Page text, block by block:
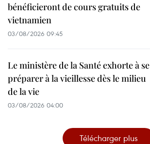
bénéficieront de cours gratuits de
vietnamien
03/08/2026 09:45
Le ministère de la Santé exhorte à se
préparer à la vieillesse dès le milieu
de la vie
03/08/2026 04:00
Télécharger plus